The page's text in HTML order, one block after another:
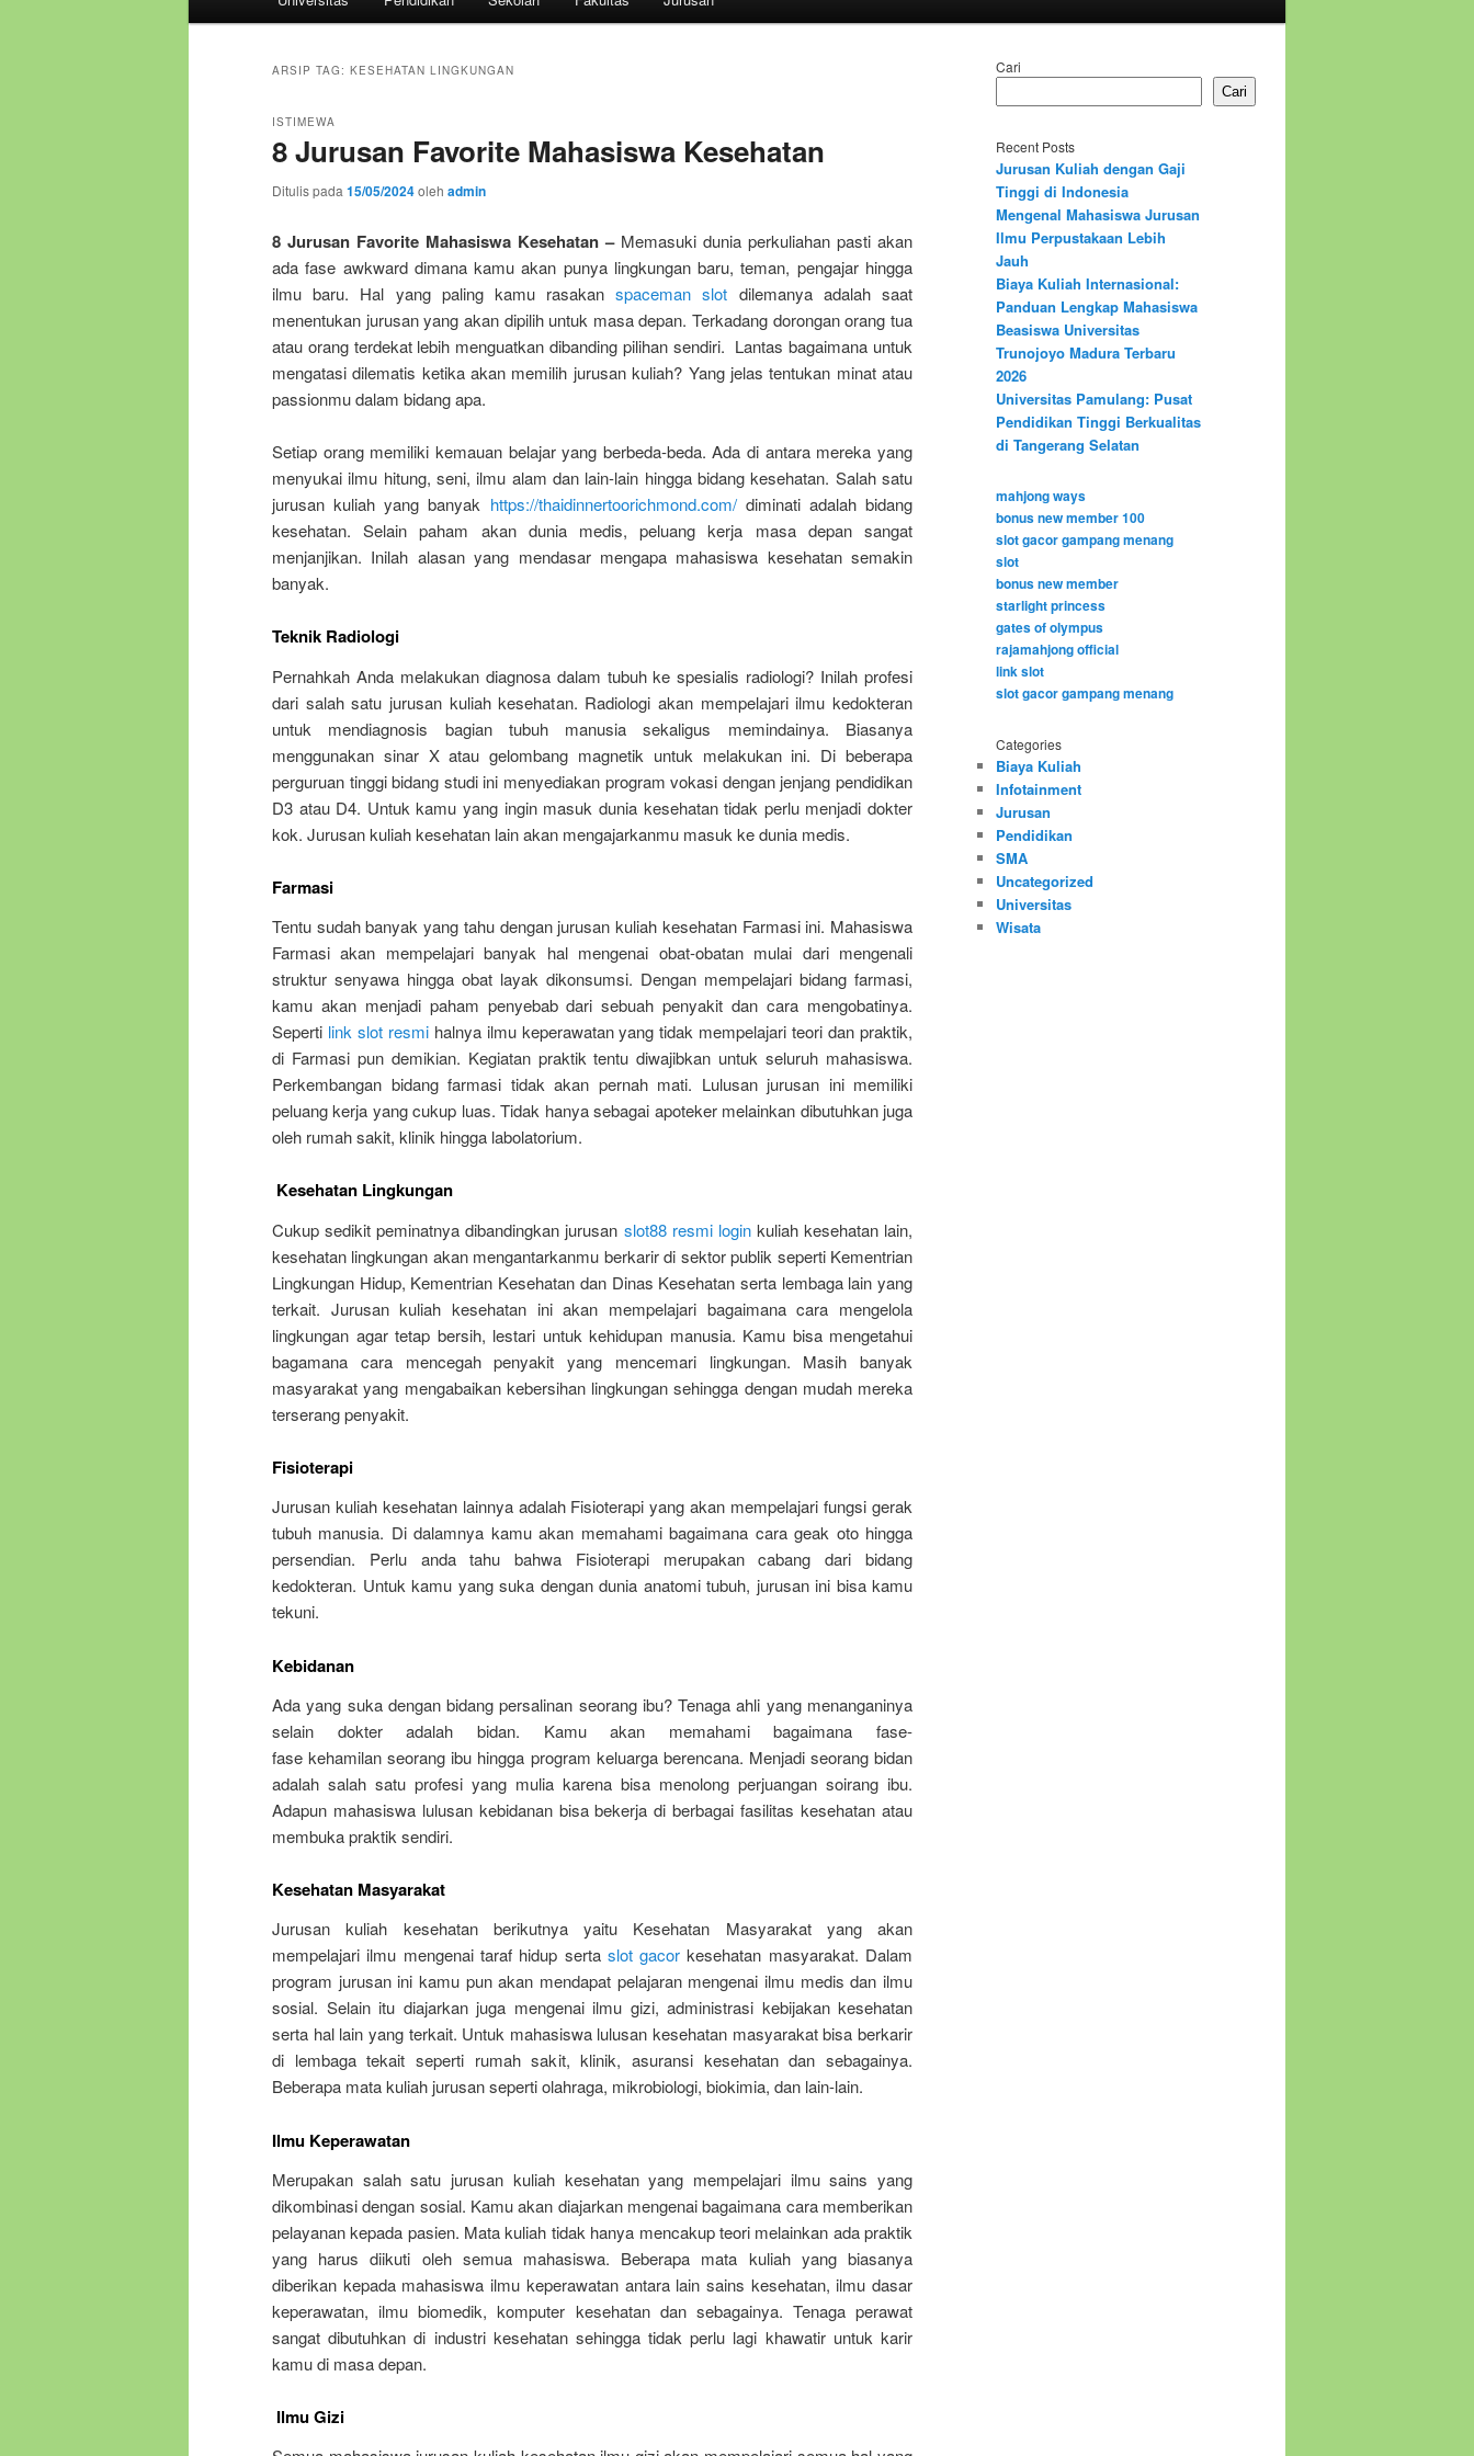
ARSIP TAG: KESEHATAN LINGKUNGAN
8 Jurusan Favorite Mahasiswa Kesehatan
ISTIMEWA
Ditulis pada 15/05/2024oleh admin
8 Jurusan Favorite Mahasiswa Kesehatan –Memasuki dunia perkuliahan pasti akan
ada fase awkward dimana kamu akan punya lingkungan baru, teman, pengajar hingga
ilmu baru. Hal yang paling kamu rasakanspaceman slot dilemanya adalah saat
menentukan jurusan yang akan dipilih untuk masa depan. Terkadang dorongan orang tua
atau orang terdekat lebih menguatkan dibanding pilihan sendiri. Lantas bagaimana untuk
mengatasi dilematis ketika akan memilih jurusan kuliah? Yang jelas tentukan minat atau
passionmu dalam bidang apa.
Setiap orang memiliki kemauan belajar yang berbeda-beda. Ada di antara mereka yang
menyukai ilmu hitung, seni, ilmu alam dan lain-lain hingga bidang kesehatan. Salah satu
jurusan kuliah yang banyak https://thaidinnertoorichmond.com/diminati adalah bidang
kesehatan. Selain paham akan dunia medis, peluang kerja masa depan sangat
menjanjikan. Inilah alasan yang mendasar mengapa mahasiswa kesehatan semakin
banyak.
Teknik Radiologi
Pernahkah Anda melakukan diagnosa dalam tubuh ke spesialis radiologi? Inilah profesi
dari salah satu jurusan kuliah kesehatan. Radiologi akan mempelajari ilmu kedokteran
untuk mendiagnosis bagian tubuh manusia sekaligus memindainya. Biasanya
menggunakan sinar X atau gelombang magnetik untuk melakukan ini. Di beberapa
perguruan tinggi bidang studi ini menyediakan program vokasi dengan jenjang pendidikan
D3 atau D4. Untuk kamu yang ingin masuk dunia kesehatan tidak perlu menjadi dokter
kok. Jurusan kuliah kesehatan lain akan mengajarkanmu masuk ke dunia medis.
Farmasi
Tentu sudah banyak yang tahu dengan jurusan kuliah kesehatan Farmasi ini. Mahasiswa
Farmasi akan mempelajari banyak hal mengenai obat-obatan mulai dari mengenali
struktur senyawa hingga obat layak dikonsumsi. Dengan mempelajari bidang farmasi,
kamu akan menjadi paham penyebab dari sebuah penyakit dan cara mengobatinya.
Seperti link slot resmihalnya ilmu keperawatan yang tidak mempelajari teori dan praktik,
di Farmasi pun demikian. Kegiatan praktik tentu diwajibkan untuk seluruh mahasiswa.
Perkembangan bidang farmasi tidak akan pernah mati. Lulusan jurusan ini memiliki
peluang kerja yang cukup luas. Tidak hanya sebagai apoteker melainkan dibutuhkan juga
oleh rumah sakit, klinik hingga labolatorium.
Kesehatan Lingkungan
Cukup sedikit peminatnya dibandingkan jurusan slot88 resmi loginkuliah kesehatan lain,
kesehatan lingkungan akan mengantarkanmu berkarir di sektor publik seperti Kementrian
Lingkungan Hidup, Kementrian Kesehatan dan Dinas Kesehatan serta lembaga lain yang
terkait. Jurusan kuliah kesehatan ini akan mempelajari bagaimana cara mengelola
lingkungan agar tetap bersih, lestari untuk kehidupan manusia. Kamu bisa mengetahui
bagamana cara mencegah penyakit yang mencemari lingkungan. Masih banyak
masyarakat yang mengabaikan kebersihan lingkungan sehingga dengan mudah mereka
terserang penyakit.
Fisioterapi
Jurusan kuliah kesehatan lainnya adalah Fisioterapi yang akan mempelajari fungsi gerak
tubuh manusia. Di dalamnya kamu akan memahami bagaimana cara geak oto hingga
persendian. Perlu anda tahu bahwa Fisioterapi merupakan cabang dari bidang
kedokteran. Untuk kamu yang suka dengan dunia anatomi tubuh, jurusan ini bisa kamu
tekuni.
Kebidanan
Ada yang suka dengan bidang persalinan seorang ibu? Tenaga ahli yang menanganinya
selain dokter adalah bidan. Kamu akan memahami bagaimana fase-
fase kehamilan seorang ibu hingga program keluarga berencana. Menjadi seorang bidan
adalah salah satu profesi yang mulia karena bisa menolong perjuangan soirang ibu.
Adapun mahasiswa lulusan kebidanan bisa bekerja di berbagai fasilitas kesehatan atau
membuka praktik sendiri.
Kesehatan Masyarakat
Jurusan kuliah kesehatan berikutnya yaitu Kesehatan Masyarakat yang akan
mempelajari ilmu mengenai taraf hidup serta slot gacor kesehatan masyarakat. Dalam
program jurusan ini kamu pun akan mendapat pelajaran mengenai ilmu medis dan ilmu
sosial. Selain itu diajarkan juga mengenai ilmu gizi, administrasi kebijakan kesehatan
serta hal lain yang terkait. Untuk mahasiswa lulusan kesehatan masyarakat bisa berkarir
di lembaga tekait seperti rumah sakit, klinik, asuransi kesehatan dan sebagainya.
Beberapa mata kuliah jurusan seperti olahraga, mikrobiologi, biokimia, dan lain-lain.
Ilmu Keperawatan
Merupakan salah satu jurusan kuliah kesehatan yang mempelajari ilmu sains yang
dikombinasi dengan sosial. Kamu akan diajarkan mengenai bagaimana cara memberikan
pelayanan kepada pasien. Mata kuliah tidak hanya mencakup teori melainkan ada praktik
yang harus diikuti oleh semua mahasiswa. Beberapa mata kuliah yang biasanya
diberikan kepada mahasiswa ilmu keperawatan antara lain sains kesehatan, ilmu dasar
keperawatan, ilmu biomedik, komputer kesehatan dan sebagainya. Tenaga perawat
sangat dibutuhkan di industri kesehatan sehingga tidak perlu lagi khawatir untuk karir
kamu di masa depan.
Ilmu Gizi
Cari
Cari
Recent Posts
Jurusan Kuliah dengan Gaji
Tinggi di Indonesia
Mengenal Mahasiswa Jurusan
Ilmu Perpustakaan Lebih
Jauh
Biaya Kuliah Internasional:
Panduan Lengkap Mahasiswa
Beasiswa Universitas
Trunojoyo Madura Terbaru
2026
Universitas Pamulang: Pusat
Pendidikan Tinggi Berkualitas
di Tangerang Selatan
mahjong ways
bonus new member 100
slot gacor gampang menang
slot
bonus new member
starlight princess
gates of olympus
rajamahjong official
link slot
slot gacor gampang menang
Categories
Biaya Kuliah
Infotainment
Jurusan
Pendidikan
SMA
Uncategorized
Universitas
Wisata